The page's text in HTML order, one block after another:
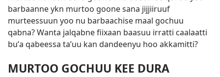
barbaanne ykn murtoo goone sana jijjiiruuf
murteessuun yoo nu barbaachise maal gochuu
qabna? Wanta jalqabne fiixaan baasuu irratti caalaatti
buʼa qabeessa taʼuu kan dandeenyu hoo akkamitti?
MURTOO GOCHUU KEE DURA